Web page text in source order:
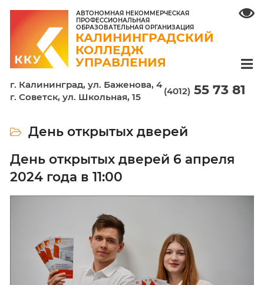
АВТОНОМНАЯ НЕКОММЕРЧЕСКАЯ
ПРОФЕССИОНАЛЬНАЯ
ОБРАЗОВАТЕЛЬНАЯ ОРГАНИЗАЦИЯ
КАЛИНИНГРАДСКИЙ
КОЛЛЕДЖ
г. Калининград, ул. Баженова, 4
День открытых дверей
День открытых дверей 6
2024 года в 11:00